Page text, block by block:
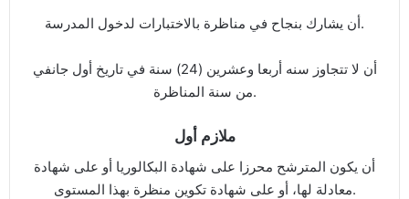
أن يشارك بنجاح في مناظرة بالاختبارات لدخول المدرسة.
أن لا تتجاوز سنه أربعا وعشرين (24) سنة في تاريخ أول جانفي
من سنة المناظرة.
ملازم أول
أن يكون المترشح محرزا على شهادة البكالوريا أو على شهادة
معادلة لها، أو على شهادة تكوين منظرة بهذا المستوى.